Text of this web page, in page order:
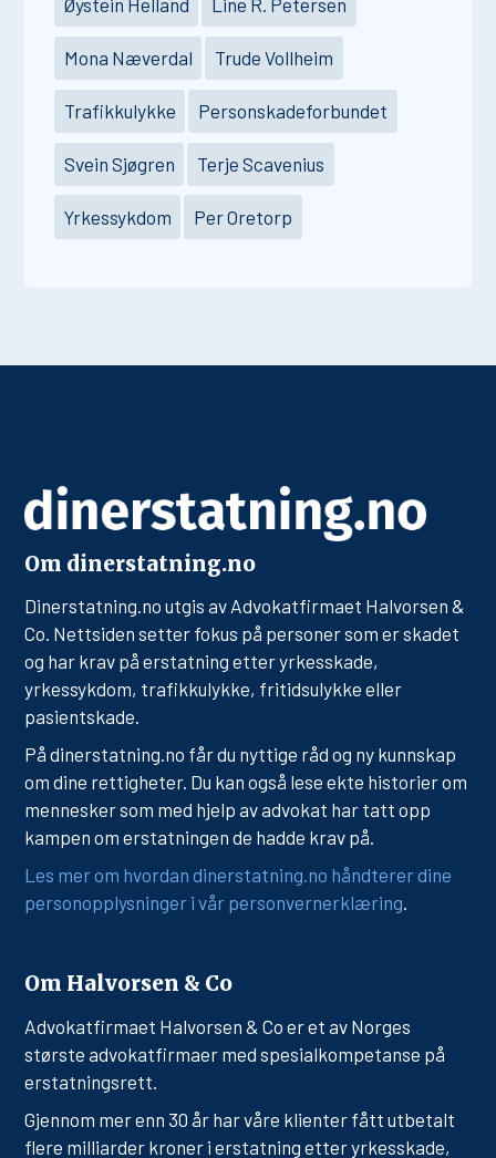
Øystein Helland Line R. Petersen
Mona Næverdal Trude Vollheim
Trafikkulykke Personskadeforbundet
Svein Sjøgren Terje Scavenius
Yrkessykdom Per Oretorp
Om dinerstatning.no
Dinerstatning.no utgis av Advokatfirmaet Halvorsen &
Co. Nettsiden setter fokus på personer som er skadet
og har krav på erstatning etter yrkesskade,
yrkessykdom, trafikkulykke, fritidsulykke eller
pasientskade.
På dinerstatning.no får du nyttige råd og ny kunnskap
om dine rettigheter. Du kan også lese ekte historier om
mennesker som med hjelp av advokat har tatt opp
kampen om erstatningen de hadde krav på.
Les mer om hvordan dinerstatning.no håndterer dine
personopplysninger i vår personvernerklæring
Om Halvorsen & Co
Advokatfirmaet Halvorsen & Co er et av Norges
største advokatfirmaer med spesialkompetanse på
erstatningsrett.
Gjennom mer enn 30 år har våre klienter fått utbetalt
flere milliarder kroner i erstatning etter yrkesskade,